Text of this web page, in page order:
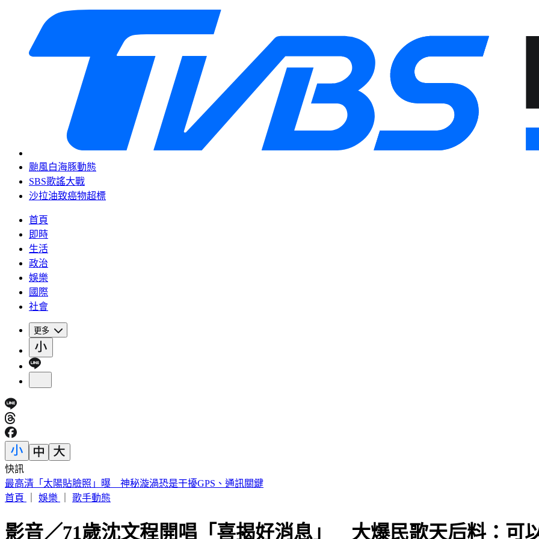
颱風白海豚動態
SBS歌謠大戰
沙拉油致癌物超標
首頁
即時
生活
政治
娛樂
國際
社會
更多
快訊
最高清「太陽貼臉照」曝 神秘漩渦恐是干擾GPS、通訊關鍵
首頁
娛樂 歌手動態
影音／71歲沈文程開唱「喜揭好消息」 大爆民歌天后料：可